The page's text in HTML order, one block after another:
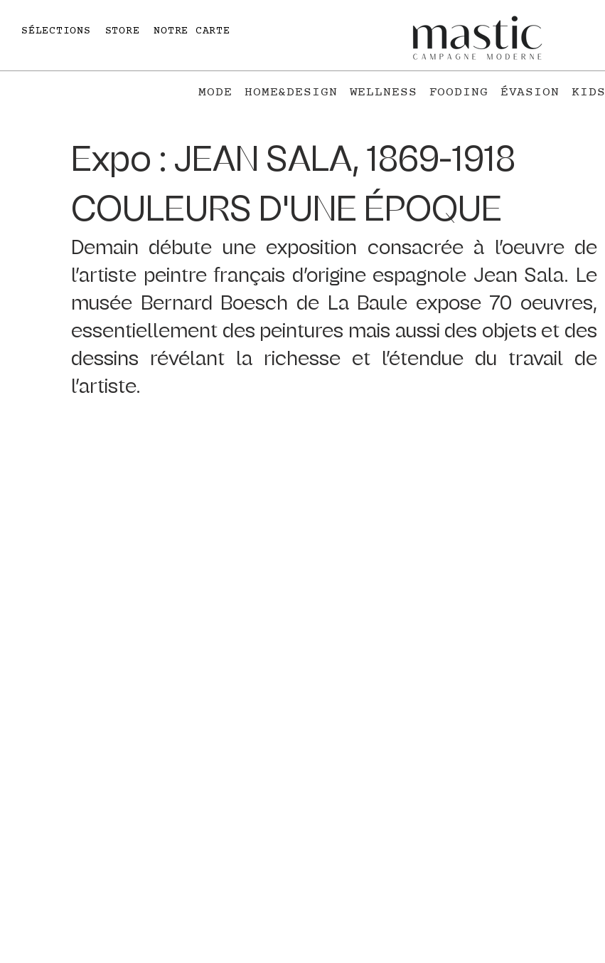
SÉLECTIONS STORE NOTRE CARTE
MODE HOME&DESIGN WELLNESS FOODING ÉVASION KIDS
Expo : JEAN SALA, 1869-1918
COULEURS D'UNE ÉPOQUE
Demain débute une exposition consacrée à l’oeuvre de
l’artiste peintre français d’origine espagnole Jean Sala. Le
musée Bernard Boesch de La Baule expose 70 oeuvres,
essentiellement des peintures mais aussi des objets et des
dessins révélant la richesse et l’étendue du travail de
l’artiste.